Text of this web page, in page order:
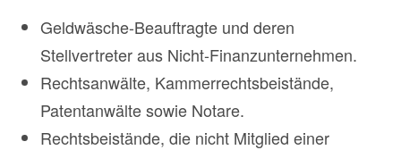
Geldwäsche-Beauftragte und deren
Stellvertreter aus Nicht-Finanzunternehmen.
Rechtsanwälte, Kammerrechtsbeistände,
Patentanwälte sowie Notare.
Rechtsbeistände, die nicht Mitglied einer